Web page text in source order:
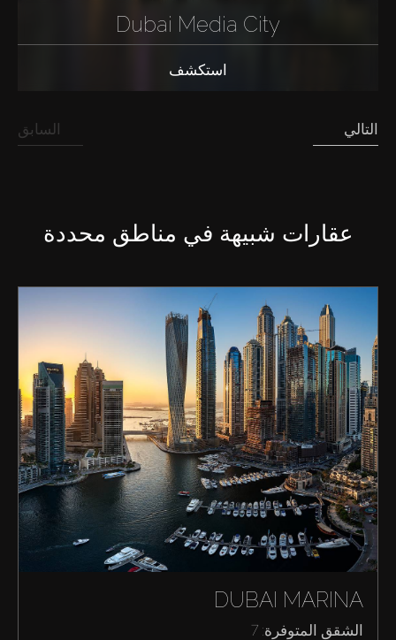
Dubai Media City
استكشف
السابق التالي
عقارات شبيهة في مناطق محددة
DUBAI MARINA
الشقق المتوفرة: 7